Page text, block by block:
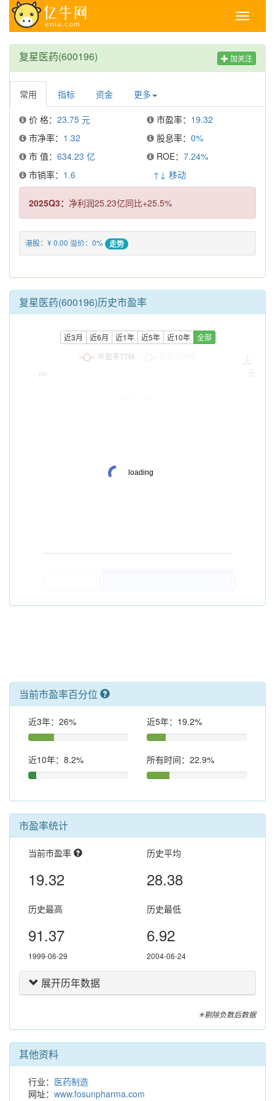
Toggle
复星医药(600196) 加关注
常用 指标 资金 更多
价 格： 23.75 元 市盈率： 19.32
市净率： 1.32 股息率： 0%
市 值： 634.23 亿 ROE： 7.24%
市销率： 1.6 ↑↓ 移动
2025Q3： 净利润25.23亿同比+25.5%
港股：¥ 0.00 溢价：0% 走势
复星医药(600196)历史市盈率
近3月 近6月 近1年 近5年 近10年 全部
当前市盈率百分位
近3年：26% 近5年：19.2%
近10年：8.2% 所有时间：22.9%
市盈率统计
当前市盈率
19.32
历史平均
28.38
历史最高
91.37
1999-06-29
历史最低
6.92
2004-06-24
展开历年数据
✳剔除负数后数据
其他资料
行业： 医药制造
网址： www.fosunpharma.com